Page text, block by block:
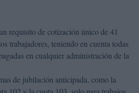
requisito de cotización único de 41
trabajadores, teniendo en cuenta todas
en cualquier administración de la
de jubilación anticipada, como la